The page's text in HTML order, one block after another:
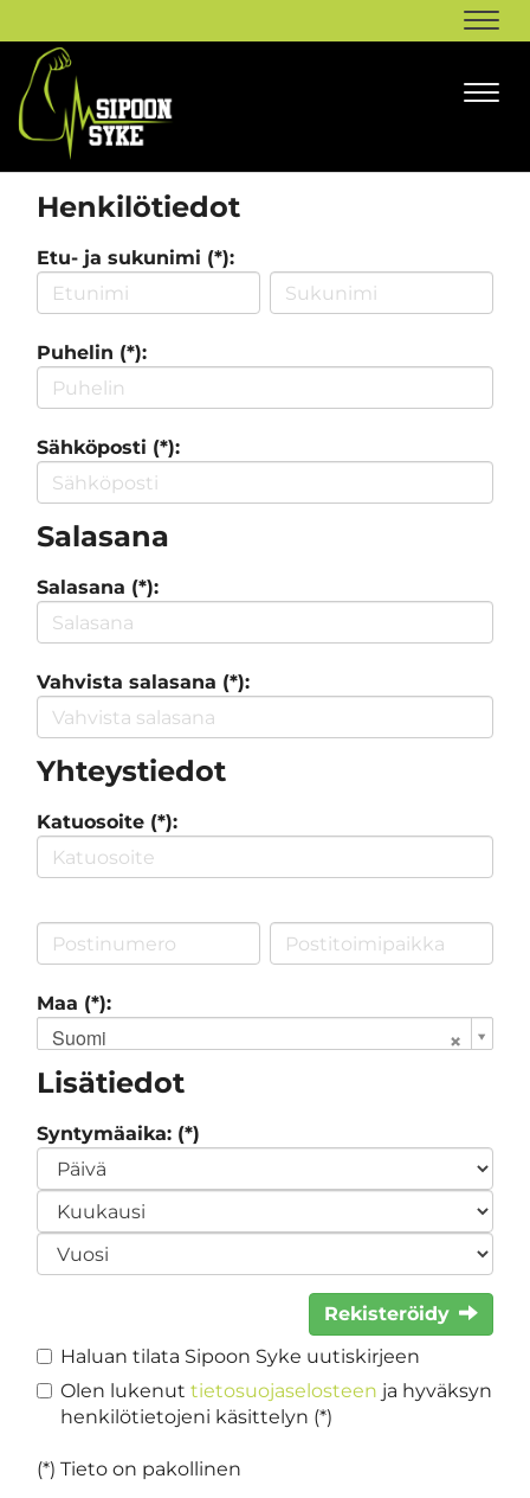
Henkilötiedot
Etu- ja sukunimi (*):
Puhelin (*):
Sähköposti (*):
Salasana
Salasana (*):
Vahvista salasana (*):
Yhteystiedot
Katuosoite (*):
Maa (*):
Suomi
Lisätiedot
Syntymäaika: (*)
Rekisteröidy
Haluan tilata Sipoon Syke uutiskirjeen
Olen lukenut tietosuojaselosteen ja hyväksyn
henkilötietojeni käsittelyn (*)
(*) Tieto on pakollinen